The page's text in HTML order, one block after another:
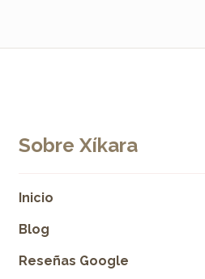
Sobre Xíkara
Inicio
Blog
Reseñas Google